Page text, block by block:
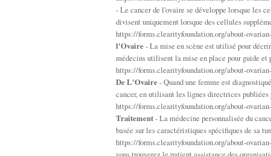
- Le cancer de l'ovaire se développe lorsque les
divisent uniquement lorsque des cellules
https://forms.clearityfoundation.org/about-
l'Ovaire- La mise en scène est utilisé pour
médecins utilisent la mise en place pour guide et
https://forms.clearityfoundation.org/about-
De L'Ovaire- Quand une femme est
cancer, en utilisant les lignes directrices
https://forms.clearityfoundation.org/about-
Traitement- La médecine personnalisée du
basée sur les caractéristiques spécifiques de sa
https://forms.clearityfoundation.org/about-